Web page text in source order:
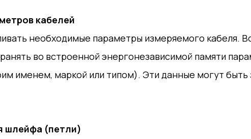
кабелей
необходимые параметры измеряемого кабеля.
во встроенной энергонезависимой памяти
именем, маркой или типом). Эти данные могут
шлейфа (петли)